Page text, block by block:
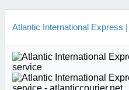
Atlantic International Express